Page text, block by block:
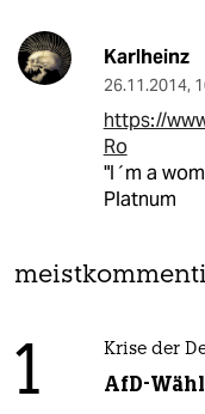
Karlheinz
26.11.2014,
https://
Ro
"I´m a
Platnum
1 Krise der
AfD-